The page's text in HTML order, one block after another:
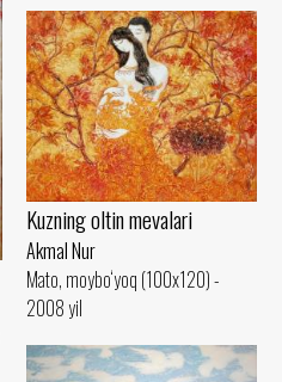
Kuzning oltin mevalari
Akmal Nur
Mato, moybo‘yoq (100x120) -
2008 yil